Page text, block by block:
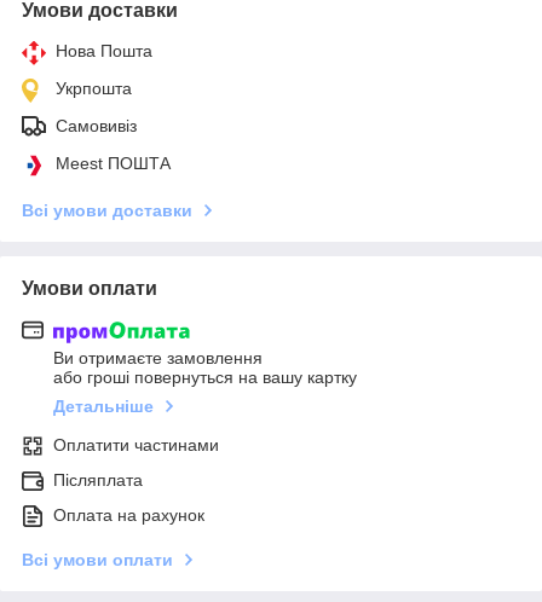
Умови доставки
Нова Пошта
Укрпошта
Самовивіз
Meest ПОШТА
Всі умови доставки
Умови оплати
Ви отримаєте замовлення
або гроші повернуться на вашу картку
Детальніше
Оплатити частинами
Післяплата
Оплата на рахунок
Всі умови оплати